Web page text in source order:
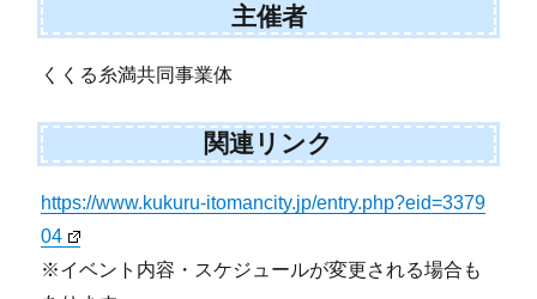
主催者
くくる糸満共同事業体
関連リンク
https://www.kukuru-itomancity.jp/entry.php?eid=3379
04
※イベント内容・スケジュールが変更される場合も